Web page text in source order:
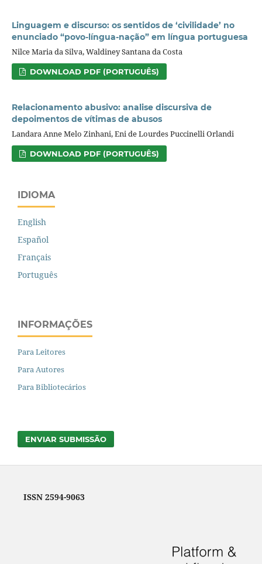
Linguagem e discurso: os sentidos de ‘civilidade’ no
enunciado “povo-língua-nação” em língua portuguesa
Nilce Maria da Silva, Waldiney Santana da Costa
DOWNLOAD PDF (PORTUGUÊS)
Relacionamento abusivo: analise discursiva de
depoimentos de vítimas de abusos
Landara Anne Melo Zinhani, Eni de Lourdes Puccinelli Orlandi
DOWNLOAD PDF (PORTUGUÊS)
IDIOMA
English
Español
Français
Português
INFORMAÇÕES
Para Leitores
Para Autores
Para Bibliotecários
ENVIAR SUBMISSÃO
ISSN 2594-9063